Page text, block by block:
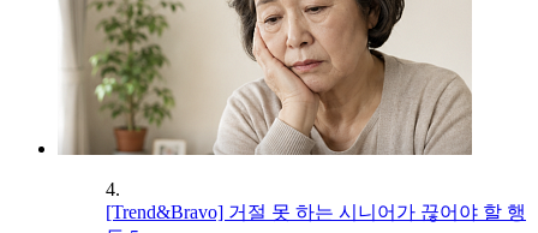
4.
[Trend&Bravo] 거절 못 하는 시니어가 끊어야 할 행